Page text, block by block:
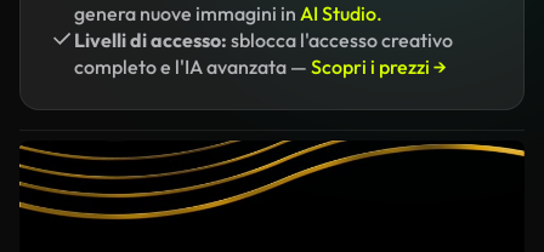
genera nuove immagini in AI Studio.
Livelli di accesso: sblocca l'accesso creativo
completo e l'IA avanzata — Scopri i prezzi →